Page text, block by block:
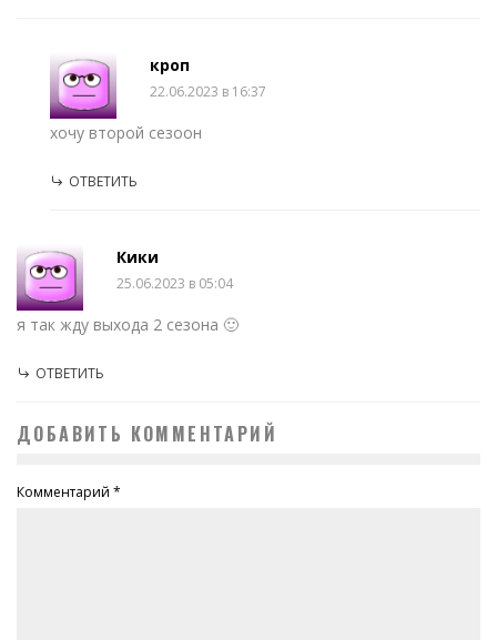
кроп
22.06.2023 в 16:37
хочу второй сезоон
ОТВЕТИТЬ
Кики
25.06.2023 в 05:04
я так жду выхода 2 сезона 🙂
ОТВЕТИТЬ
ДОБАВИТЬ КОММЕНТАРИЙ
Комментарий *